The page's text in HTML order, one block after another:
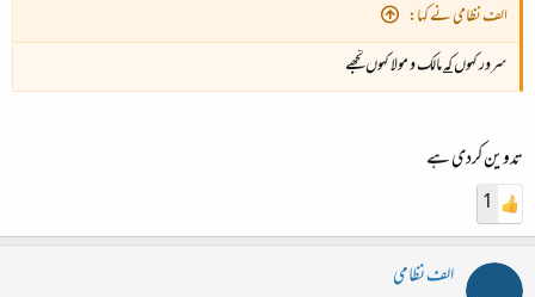
الف نظامی نے کہا:
سرور کہوںکہمالک و مولا کہوں تجھے
تدوین کردی ہے
1
الف نظامی